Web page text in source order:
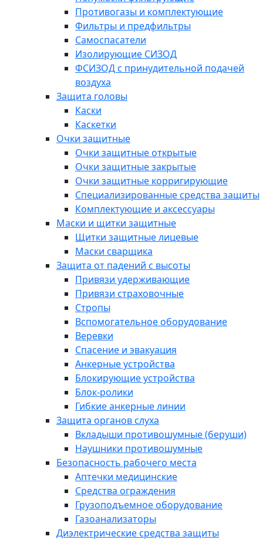
Противогазы и комплектующие
Фильтры и предфильтры
Самоспасатели
Изолирующие СИЗОД
ФСИЗОД с принудительной подачей
воздуха
Защита головы
Каски
Каскетки
Очки защитные
Очки защитные открытые
Очки защитные закрытые
Очки защитные корригирующие
Специализированные средства защиты
Комплектующие и аксессуары
Маски и щитки защитные
Щитки защитные лицевые
Маски сварщика
Защита от падений с высоты
Привязи удерживающие
Привязи страховочные
Стропы
Вспомогательное оборудование
Веревки
Спасение и эвакуация
Анкерные устройства
Блокирующие устройства
Блок-ролики
Гибкие анкерные линии
Защита органов слуха
Вкладыши противошумные (беруши)
Наушники противошумные
Безопасность рабочего места
Аптечки медицинские
Средства ограждения
Грузоподъемное оборудование
Газоанализаторы
Диэлектрические средства защиты